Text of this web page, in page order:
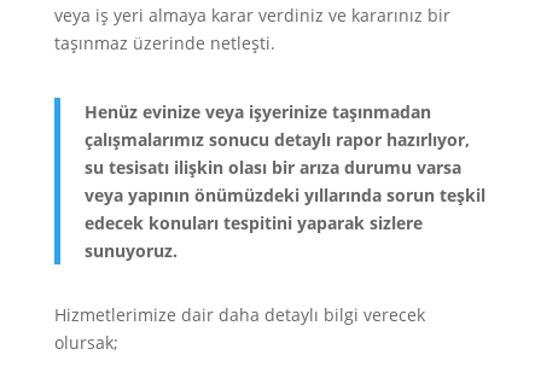
veya iş yeri almaya karar verdiniz ve kararınız bir
taşınmaz üzerinde netleşti.
Henüz evinize veya işyerinize taşınmadan
çalışmalarımız sonucu detaylı rapor hazırlıyor,
su tesisatı ilişkin olası bir arıza durumu varsa
veya yapının önümüzdeki yıllarında sorun teşkil
edecek konuları tespitini yaparak sizlere
sunuyoruz.
Hizmetlerimize dair daha detaylı bilgi verecek
olursak;